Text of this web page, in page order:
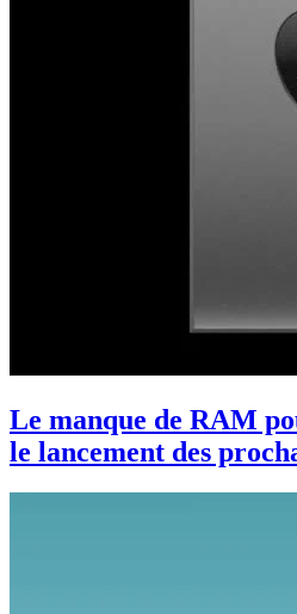
Le manque de RAM
le lancement des